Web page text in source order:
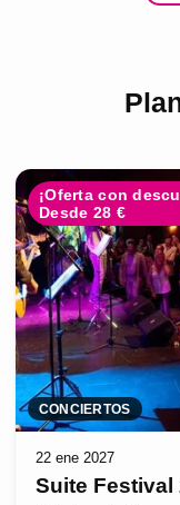
¡Oferta con
Desde 28 €
CONCIERTOS
22 ene 2027
Suite Festival